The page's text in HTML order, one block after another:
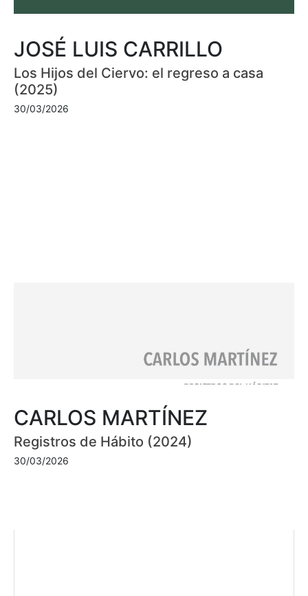
JOSÉ LUIS CARRILLO
Los Hijos del Ciervo: el regreso a casa
(2025)
30/03/2026
CARLOS MARTÍNEZ
Registros de Hábito (2024)
30/03/2026